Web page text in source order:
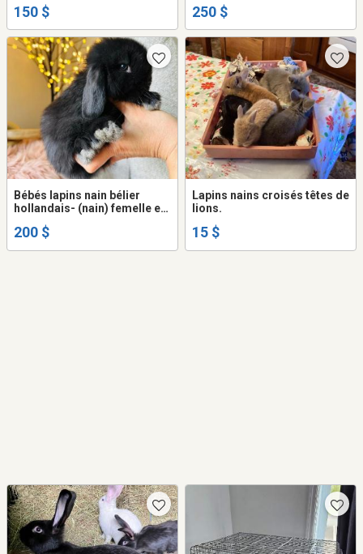
150 $ 250 $
Bébés lapins nain bélier
hollandais- (nain) femelle et
200 $
Lapins nains croisés têtes de
lions.
15 $